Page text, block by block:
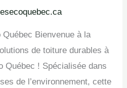
Québec Bienvenue à la
de toiture durables à
Québec ! Spécialisée dans
de l’environnement, cette